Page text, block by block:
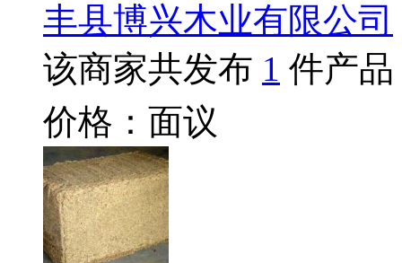
丰县博兴木业有限公司
该商家共发布 1 件产品
价格：面议